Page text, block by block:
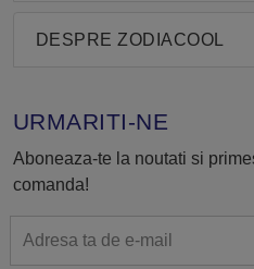
DESPRE ZODIACOOL
URMARITI-NE
Aboneaza-te la noutati si
comanda!